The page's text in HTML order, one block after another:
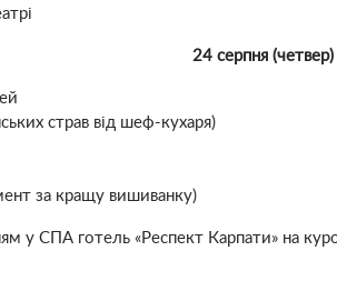
24 серпня (четвер)
страв від шеф-кухаря)
за кращу вишиванку)
у СПА готель «Респект Карпати» на